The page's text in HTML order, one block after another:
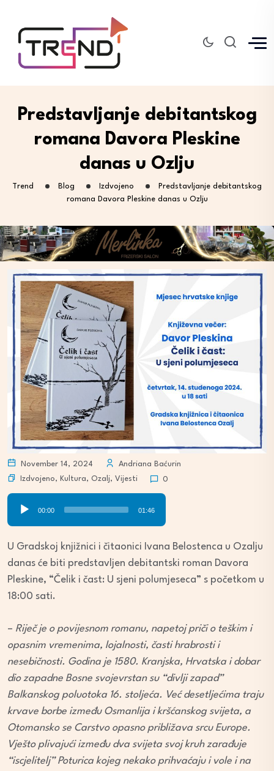
Predstavljanje debitantskog
romana Davora Pleskine
danas u Ozlju
Trend Blog Izdvojeno
Predstavljanje debitantskog
romana Davora Pleskine danas u Ozlju
November 14, 2024
Andriana Baćurin
Izdvojeno, Kultura, Ozalj, Vijesti 0
Audio
Player
00:00 01:46
U Gradskoj knjižnici i čitaonici Ivana Belostenca u Ozalju
danas će biti predstavljen debitantski roman Davora
Pleskine, “Čelik i čast: U sjeni polumjeseca” s početkom u
18:00 sati.
– Riječ je o povijesnom romanu, napetoj priči o teškim i
opasnim vremenima, lojalnosti, časti hrabrosti i
nesebičnosti. Godina je 1580. Kranjska, Hrvatska i dobar
dio zapadne Bosne svojevrstan su “divlji zapad”
Balkanskog poluotoka 16. stoljeća. Već desetljećima traju
krvave borbe između Osmanlija i kršćanskog svijeta, a
Otomansko se Carstvo opasno približava srcu Europe.
Vješto plivajući između dva svijeta svoj kruh zarađuje
“iscjelitelj” Poturica kojeg nekako prihvaćaju i vole i na